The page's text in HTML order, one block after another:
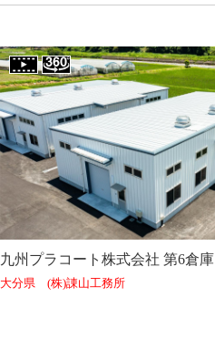
九州プラコート株式会社 第6倉庫
大分県 (株)諌山工務所